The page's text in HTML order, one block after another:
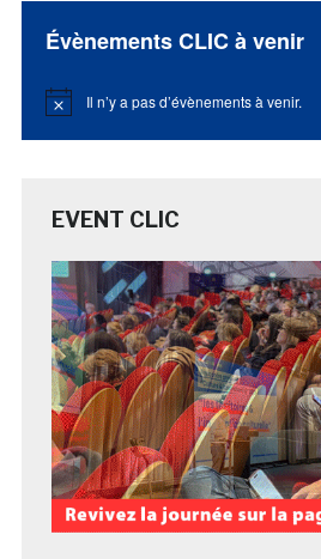
Évènements CLIC à venir
Notice Il n’y a pas d’évènements à venir.
EVENT CLIC